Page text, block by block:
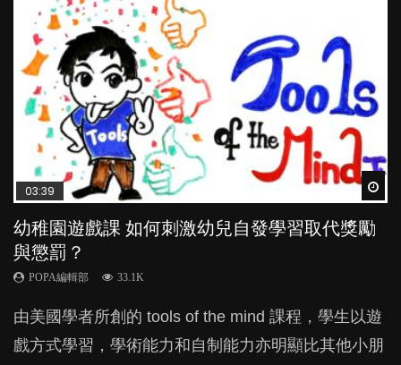
03:39
幼稚園遊戲課 如何刺激幼兒自發學習取代獎勵
與懲罰？
POPA編輯部 33.1K
由美國學者所創的 tools of the mind 課程，學生以遊
戲方式學習，學術能力和自制能力亦明顯比其他小朋
04:59
幼兒playgroup真係玩耍中學習？研究指BB 15個
月大前上堂不見效果
POPA編輯部 47.1K
現今小朋友的起跑線，愈推愈前。雖然政府並無官方
的統計數字，但粗略估算，香港至少有六、七百家早
03:02
老公患產後憂鬱症對BB的影響
POPA編輯部
鬱，影響日常生活，嚴重的甚至會有自殺，或傷害小
朋友的念頭。但為何爸爸患上產後抑鬱往往難以察
04:06
全職好？在職好？｜全職媽媽與在職媽媽的壓
力與價值
POPA編輯部 25.8K
許多媽媽心底可能都有一刻掙扎過：究竟全職好，還
是在職好。雖說每個家庭都有自己的獨特狀況和考慮
04:18
凡事以BB為中心，就係好爸媽？｜別忽視父母
的身心虛耗
POPA編輯部 31.5K
父母日夜無間、身心俱疲地照顧BB，如何做到正向
教養？部份父母更會為了小朋友放棄自己的嗜好、減